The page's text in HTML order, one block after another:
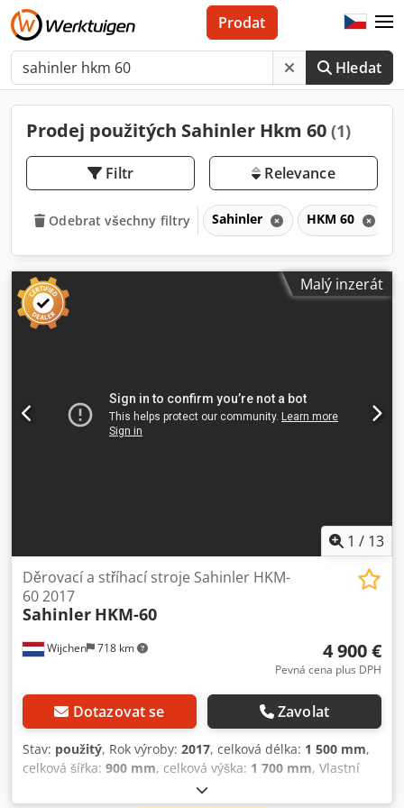
Hledat
Prodat
Prodej použitých Sahinler Hkm 60 (1)
Filtr Relevance
Odebrat všechny filtry Sahinler HKM 60
Malý inzerát
1 / 13
Wijchen 718 km
Děrovací a stříhací stroje Sahinler HKM-
60 2017
Sahinler HKM-60
4 900 €
Pevná cena plus DPH
Dotazovat se Zavolat
Stav: použitý, Rok výroby: 2017, celková délka: 1 500 mm,
celková šířka: 900 mm, celková výška: 1 700 mm, Vlastní
hmotnost: 1.400 kg Kruhová ocel: 40 mm Plochá ocel: